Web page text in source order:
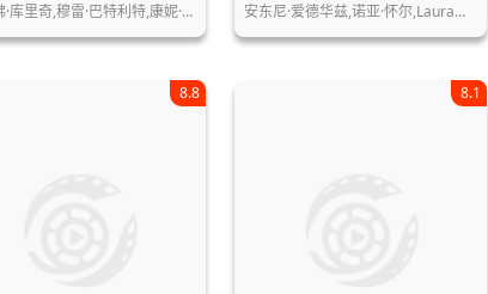
·库里奇,穆雷·巴特利特,康妮·… 安东尼·爱德华兹,诺亚·怀尔,Laura…
8.8 8.1